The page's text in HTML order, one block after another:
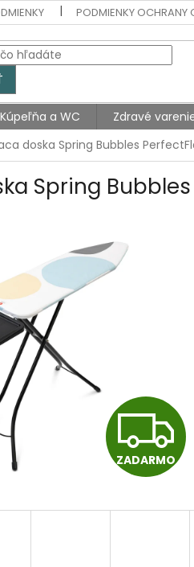
PODMIENKY OCHRANY
Kúpeľňa a WC Zdravé
doska Spring Bubbles
Spring
Z
A
ZADARMO